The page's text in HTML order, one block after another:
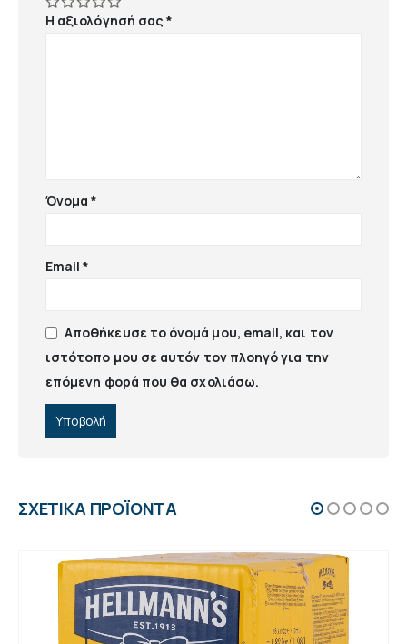
Η αξιολόγησή σας*
Όνομα*
Email*
Αποθήκευσε το όνομά μου, email, και τον
ιστότοπο μου σε αυτόν τον πλοηγό για την
επόμενη φορά που θα σχολιάσω.
ΣΧΕΤΙΚΆ ΠΡΟΪΌΝΤΑ